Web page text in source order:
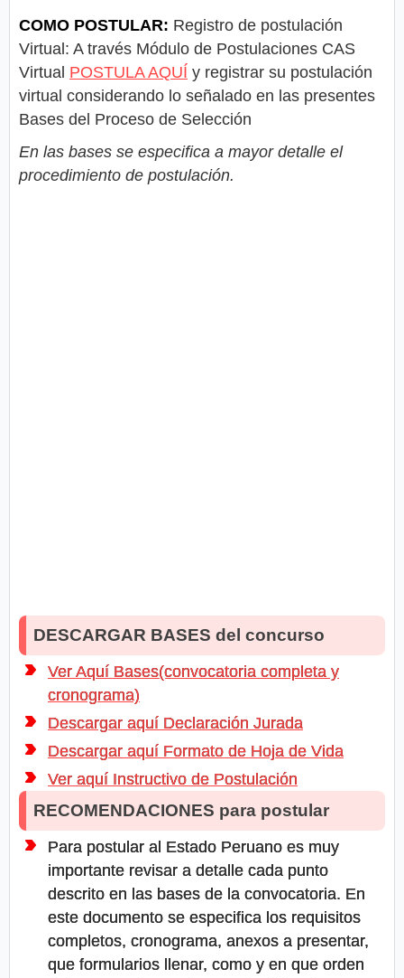
COMO POSTULAR: Registro de postulación
Virtual: A través Módulo de Postulaciones CAS
Virtual POSTULA AQUÍ y registrar su postulación
virtual considerando lo señalado en las presentes
Bases del Proceso de Selección
En las bases se especifica a mayor detalle el
procedimiento de postulación.
DESCARGAR BASES del concurso
Ver Aquí Bases(convocatoria completa y
cronograma)
Descargar aquí Declaración Jurada
Descargar aquí Formato de Hoja de Vida
Ver aquí Instructivo de Postulación
RECOMENDACIONES para postular
Para postular al Estado Peruano es muy
importante revisar a detalle cada punto
descrito en las bases de la convocatoria. En
este documento se especifica los requisitos
completos, cronograma, anexos a presentar,
que formularios llenar, como y en que orden